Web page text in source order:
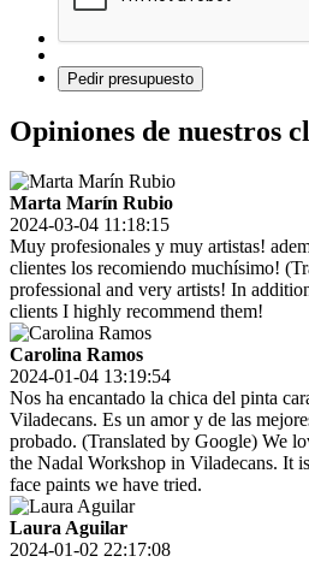
Opiniones de nuestros
Marta Marín Rubio
2024-03-04 11:18:15
Muy profesionales y muy artistas!
clientes los recomiendo muchísimo!
professional and very artists! In
clients I highly recommend them!
Carolina Ramos
2024-01-04 13:19:54
Nos ha encantado la chica del pinta
Viladecans. Es un amor y de las
probado. (Translated by Google) We
the Nadal Workshop in Viladecans. It
face paints we have tried.
Laura Aguilar
2024-01-02 22:17:08